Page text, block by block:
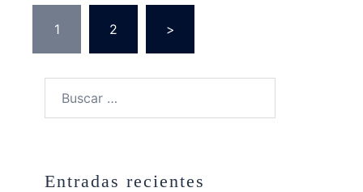
entradas
1 2 >
Entradas recientes